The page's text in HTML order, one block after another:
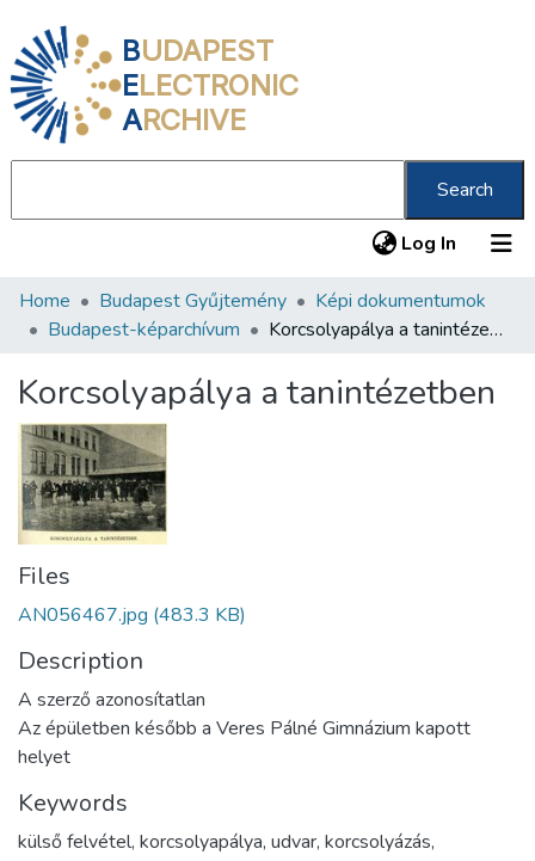
BUDAPEST
ELECTRONIC
ARCHIVE
Search
Log In (current)
Communities & Collections
Statistics
About us
Home Budapest Gyűjtemény
Képi dokumentumok
Budapest-képarchívum
Korcsolyapálya a tanintézetben
Korcsolyapálya a tanintézetben
Files
AN056467.jpg (483.3 KB)
Description
A szerző azonosítatlan
Az épületben később a Veres Pálné Gimnázium kapott
helyet
Keywords
külső felvétel, korcsolyapálya, udvar, korcsolyázás,